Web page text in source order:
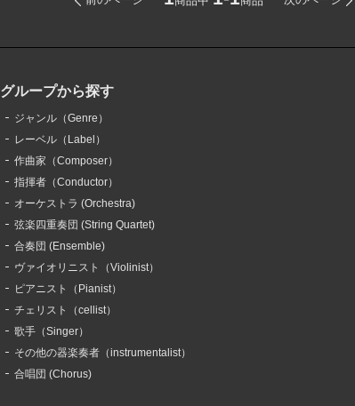
グループから探す
ジャンル（Genre）
レーベル（Label）
作曲家（Composer）
指揮者（Conductor）
オーケストラ (Orchestra)
弦楽四重奏団 (String Quartet)
合奏団 (Ensemble)
ヴァイオリニスト（Violinist）
ピアニスト（Pianist）
チェリスト（cellist）
歌手（Singer）
その他の器楽奏者（instrumentalist）
合唱団 (Chorus)